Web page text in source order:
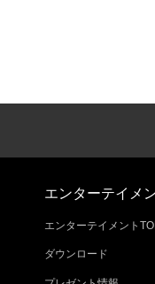
エンターテイメ
エンターテイメント
ダウンロード